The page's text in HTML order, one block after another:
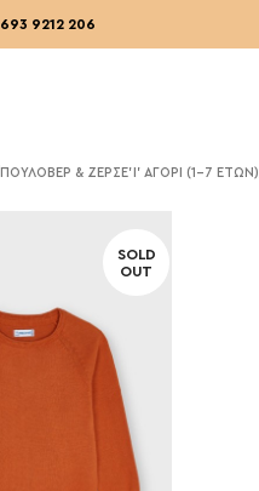
693 9212 206
ΠΟΥΛΟΒΕΡ & ΖΕΡΣΕ'Ι' ΑΓΟΡΙ (1-7 ΕΤΩΝ)
SOLD
OUT